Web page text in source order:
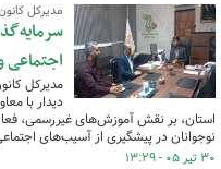
مدیرکل
مدیرکل
دیدار با
استان، بر نقش آموزش‌های غیررسمی،
نوجوانان در پیشگیری از آسیب‌های
۳۰ تیر ۰۵ - ۱۳:۲۹